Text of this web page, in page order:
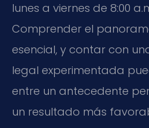
lunes a viernes de 8:00
Comprender el
esencial, y contar con
legal experimentada
entre un antecedente
un resultado más